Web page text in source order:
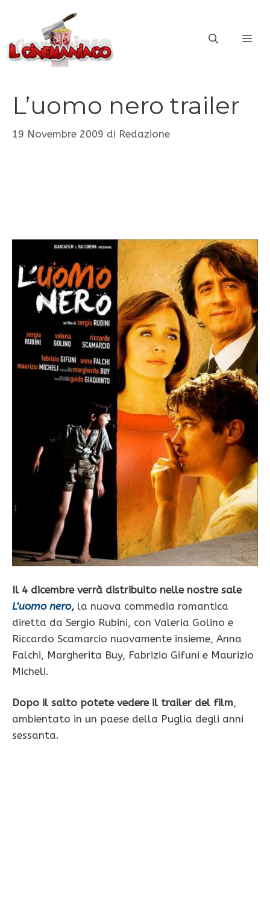
contenuto
L’uomo nero trailer
19 Novembre 2009 di Redazione
Il 4 dicembre verrà distribuito nelle nostre sale
L’uomo nero, la nuova commedia romantica
diretta da Sergio Rubini, con Valeria Golino e
Riccardo Scamarcio nuovamente insieme, Anna
Falchi, Margherita Buy, Fabrizio Gifuni e Maurizio
Micheli.
Dopo il salto potete vedere il trailer del film,
ambientato in un paese della Puglia degli anni
sessanta.